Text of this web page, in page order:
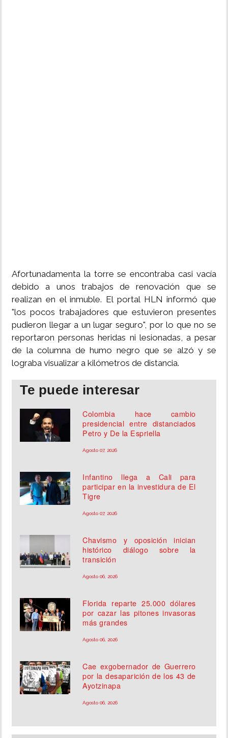
Afortunadamenta la torre se encontraba casi vacía
debido a unos trabajos de renovación que se
realizan en el inmuble. El portal HLN informó que
"los pocos trabajadores que estuvieron presentes
pudieron llegar a un lugar seguro", por lo que no se
reportaron personas heridas ni lesionadas, a pesar
de la columna de humo negro que se alzó y se
lograba visualizar a kilómetros de distancia.
Te puede interesar
Colombia hace cambio
presidencial entre distanciados
Petro y De la Espriella
Agosto 07, 2026
Infantino llega a Cali para
participar en la investidura de El
Tigre
Agosto 07, 2026
Chavismo y oposición inician
histórico diálogo sobre la
transición
Agosto 06, 2026
Florida reparte 25.000 dólares
por cazar las pitones invasoras
más grandes
Agosto 06, 2026
Cae exgobernador de Guerrero
por la desaparición de los 43 de
Ayotzinapa
Agosto 06, 2026